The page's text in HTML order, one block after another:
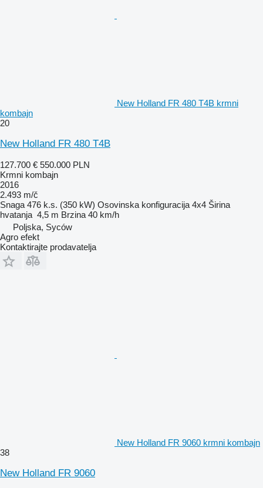
New Holland FR 480 T4B krmni
kombajn
20
New Holland FR 480 T4B
127.700 € 550.000 PLN
Krmni kombajn
2016
2.493 m/č
Snaga 476 k.s. (350 kW) Osovinska konfiguracija 4x4 Širina
hvatanja 4,5 m Brzina 40 km/h
Poljska, Syców
Agro efekt
Kontaktirajte prodavatelja
New Holland FR 9060 krmni kombajn
38
New Holland FR 9060